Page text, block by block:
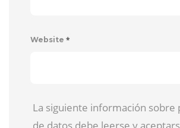
Website *
La siguiente información sobre
de datos debe leerse y